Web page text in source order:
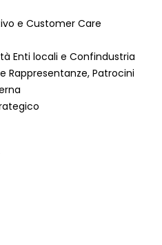
e Customer Care
Enti locali e Confindustria
Rappresentanze, Patrocini